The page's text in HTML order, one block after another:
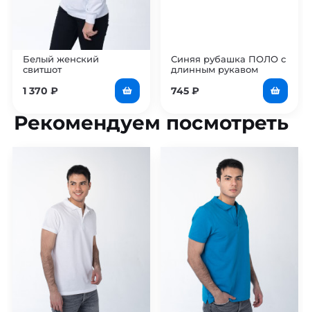
Белый женский
свитшот
1 370 ₽
Синяя рубашка ПОЛО с
длинным рукавом
745 ₽
Рекомендуем посмотреть